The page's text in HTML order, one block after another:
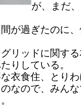
が、まだ
が過ぎたのに
リッドに関す
りしている。
衣食住、とり
なので、みん